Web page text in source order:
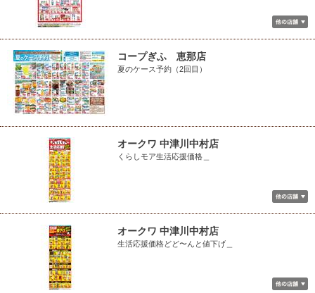
コープぎふ 恵那店
夏のケース予約（2回目）
オークワ 中津川中村店
くらしモア生活応援価格＿
オークワ 中津川中村店
生活応援価格どど〜んと値下げ＿